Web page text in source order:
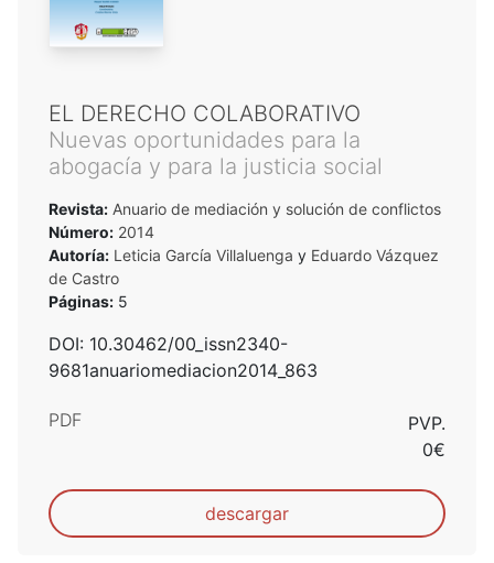
EL DERECHO COLABORATIVO
Nuevas oportunidades para la
abogacía y para la justicia social
Revista: Anuario de mediación y solución de conflictos
Número: 2014
Autoría: Leticia García Villaluenga y Eduardo Vázquez
de Castro
Páginas: 5
DOI: 10.30462/00_issn2340-
9681anuariomediacion2014_863
PDF
PVP.
0€
descargar